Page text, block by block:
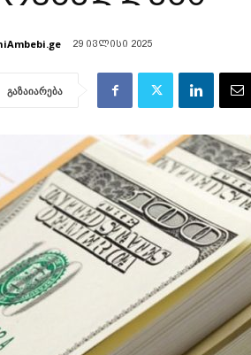
29 ივლისი 2025
გაზაიარება